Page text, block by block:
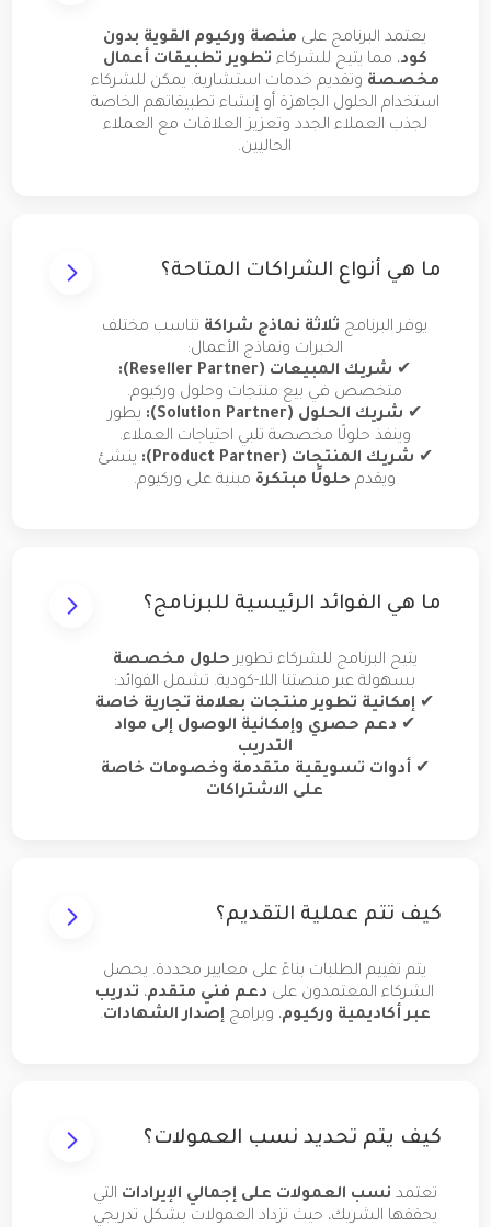
يعتمد البرنامج على منصة وركيوم القوية بدون
كود، مما يتيح للشركاء تطوير تطبيقات أعمال
مخصصة وتقديم خدمات استشارية. يمكن للشركاء
استخدام الحلول الجاهزة أو إنشاء تطبيقاتهم الخاصة
لجذب العملاء الجدد وتعزيز العلاقات مع العملاء
الحاليين.
ما هي أنواع الشراكات المتاحة؟
يوفر البرنامج ثلاثة نماذج شراكة تناسب مختلف
الخبرات ونماذج الأعمال:
✔ شريك المبيعات (Reseller Partner):
متخصص في بيع منتجات وحلول وركيوم.
✔ شريك الحلول (Solution Partner):
يطور
وينفذ حلولًا مخصصة تلبي احتياجات العملاء.
✔ شريك المنتجات (Product Partner):
ينشئ
ويقدم حلولًا مبتكرة مبنية على وركيوم.
ما هي الفوائد الرئيسية للبرنامج؟
يتيح البرنامج للشركاء تطوير حلول مخصصة
بسهولة عبر منصتنا اللا-كودية. تشمل الفوائد:
✔ إمكانية تطوير منتجات بعلامة تجارية خاصة
✔ دعم حصري وإمكانية الوصول إلى مواد
التدريب
✔ أدوات تسويقية متقدمة وخصومات خاصة
على الاشتراكات
كيف تتم عملية التقديم؟
يتم تقييم الطلبات بناءً على معايير محددة. يحصل
الشركاء المعتمدون على دعم فني متقدم، تدريب
عبر أكاديمية وركيوم، وبرامجإصدار الشهادات.
كيف يتم تحديد نسب العمولات؟
تعتمد نسب العمولات على إجمالي الإيرادات التي
يحققها الشريك، حيث تزداد العمولات بشكل تدريجي